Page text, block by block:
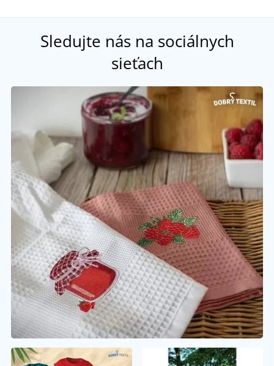
Sledujte nás na sociálnych
sieťach